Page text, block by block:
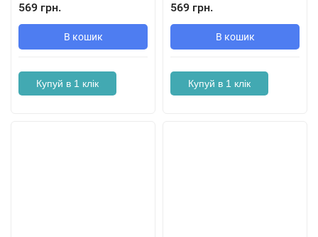
569 грн.
В кошик
Купуй в 1 клік
569 грн.
В кошик
Купуй в 1 клік